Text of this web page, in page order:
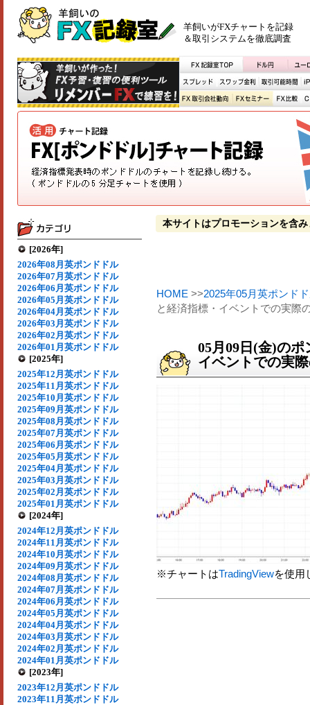
羊飼いがFXチャートを記録
＆取引システムを徹底調査
[2026年]
2026年08月英ポンドドル
2026年07月英ポンドドル
2026年06月英ポンドドル
2026年05月英ポンドドル
2026年04月英ポンドドル
2026年03月英ポンドドル
2026年02月英ポンドドル
2026年01月英ポンドドル
[2025年]
2025年12月英ポンドドル
2025年11月英ポンドドル
2025年10月英ポンドドル
2025年09月英ポンドドル
2025年08月英ポンドドル
2025年07月英ポンドドル
2025年06月英ポンドドル
2025年05月英ポンドドル
2025年04月英ポンドドル
2025年03月英ポンドドル
2025年02月英ポンドドル
2025年01月英ポンドドル
[2024年]
2024年12月英ポンドドル
2024年11月英ポンドドル
2024年10月英ポンドドル
2024年09月英ポンドドル
2024年08月英ポンドドル
2024年07月英ポンドドル
2024年06月英ポンドドル
2024年05月英ポンドドル
2024年04月英ポンドドル
2024年03月英ポンドドル
2024年02月英ポンドドル
2024年01月英ポンドドル
[2023年]
2023年12月英ポンドドル
2023年11月英ポンドドル
本サイトはプロモーションを含み
HOME >>2025年05月英ポンド
と経済指標・イベントでの実際
05月09日(金)の
イベントでの実
※チャートはTradingViewを使用